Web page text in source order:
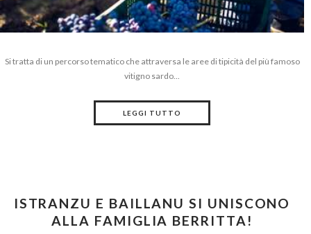
Si tratta di un percorso tematico che attraversa le aree di tipicità del più famoso
vitigno sardo...
LEGGI TUTTO
ISTRANZU E BAILLANU SI UNISCONO
ALLA FAMIGLIA BERRITTA!